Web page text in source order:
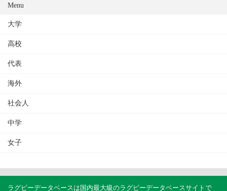
Menu
大学
高校
代表
海外
社会人
中学
女子
ラグビーデータベースは国内最大級のラグビーデータベースサイトで